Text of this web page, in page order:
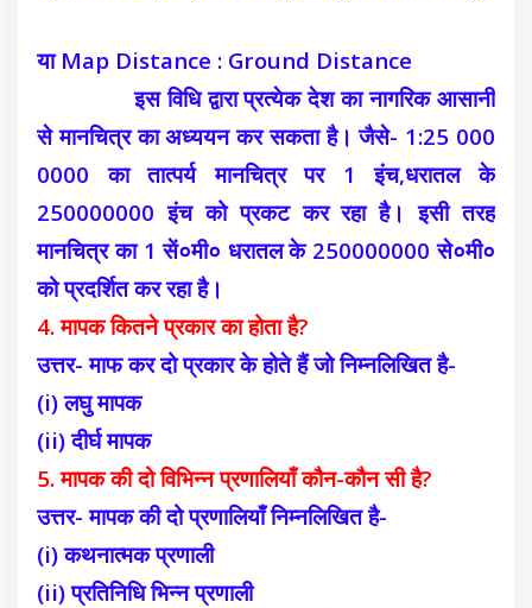
या Map Distance : Ground Distance
इस विधि द्वारा प्रत्येक देश का नागरिक आसानी
से मानचित्र का अध्ययन कर सकता है। जैसे- 1:25 000
0000 का तात्पर्य मानचित्र पर 1 इंच,धरातल के
250000000 इंच को प्रकट कर रहा है। इसी तरह
मानचित्र का 1 सें०मी० धरातल के 250000000 से०मी०
को प्रदर्शित कर रहा है।
4. मापक कितने प्रकार का होता है?
उत्तर- माफ कर दो प्रकार के होते हैं जो निम्नलिखित है-
(i) लघु मापक
(ii) दीर्घ मापक
5. मापक की दो विभिन्न प्रणालियाँ कौन-कौन सी है?
उत्तर- मापक की दो प्रणालियाँ निम्नलिखित है-
(i) कथनात्मक प्रणाली
(ii) प्रतिनिधि भिन्न प्रणाली